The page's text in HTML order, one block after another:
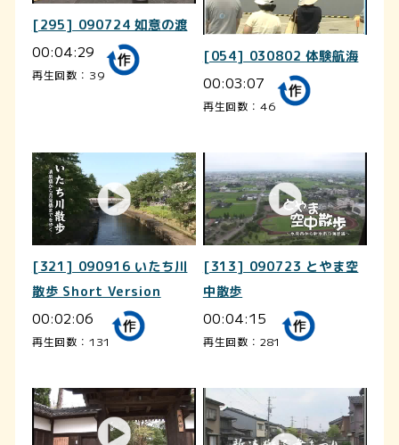
[295] 090724 如意の渡
00:04:29
再生回数：39
[054] 030802 体験航海
00:03:07
再生回数：46
[321] 090916 いたち川
散歩 Short Version
00:02:06
再生回数：131
[313] 090723 とやま空
中散歩
00:04:15
再生回数：281